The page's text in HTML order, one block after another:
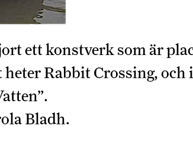
ett konstverk som är
Rabbit Crossing, och
Bladh.